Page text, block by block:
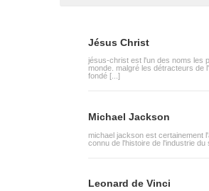
Jésus Christ
jésus-christ est l'un des noms les
monde. malgré les détracteurs de
fondé [...]
Michael Jackson
michael jackson est certainement
connu de l'histoire de l'industrie du
Leonard de Vinci